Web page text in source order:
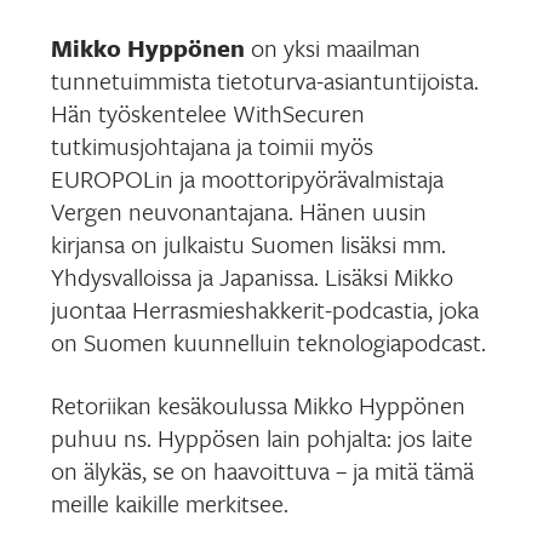
Mikko Hyppönen on yksi maailman
tunnetuimmista tietoturva-asiantuntijoista.
Hän työskentelee WithSecuren
tutkimusjohtajana ja toimii myös
EUROPOLin ja moottoripyörävalmistaja
Vergen neuvonantajana. Hänen uusin
kirjansa on julkaistu Suomen lisäksi mm.
Yhdysvalloissa ja Japanissa. Lisäksi Mikko
juontaa Herrasmieshakkerit-podcastia, joka
on Suomen kuunnelluin teknologiapodcast.
Retoriikan kesäkoulussa Mikko Hyppönen
puhuu ns. Hyppösen lain pohjalta: jos laite
on älykäs, se on haavoittuva – ja mitä tämä
meille kaikille merkitsee.